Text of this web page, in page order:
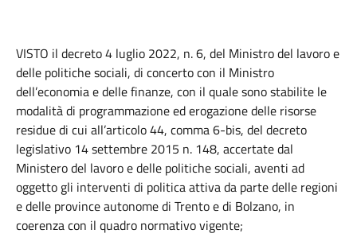
VISTO il decreto 4 luglio 2022, n. 6, del Ministro del lavoro e
delle politiche sociali, di concerto con il Ministro
dell’economia e delle finanze, con il quale sono stabilite le
modalità di programmazione ed erogazione delle risorse
residue di cui all’articolo 44, comma 6-bis, del decreto
legislativo 14 settembre 2015 n. 148, accertate dal
Ministero del lavoro e delle politiche sociali, aventi ad
oggetto gli interventi di politica attiva da parte delle regioni
e delle province autonome di Trento e di Bolzano, in
coerenza con il quadro normativo vigente;